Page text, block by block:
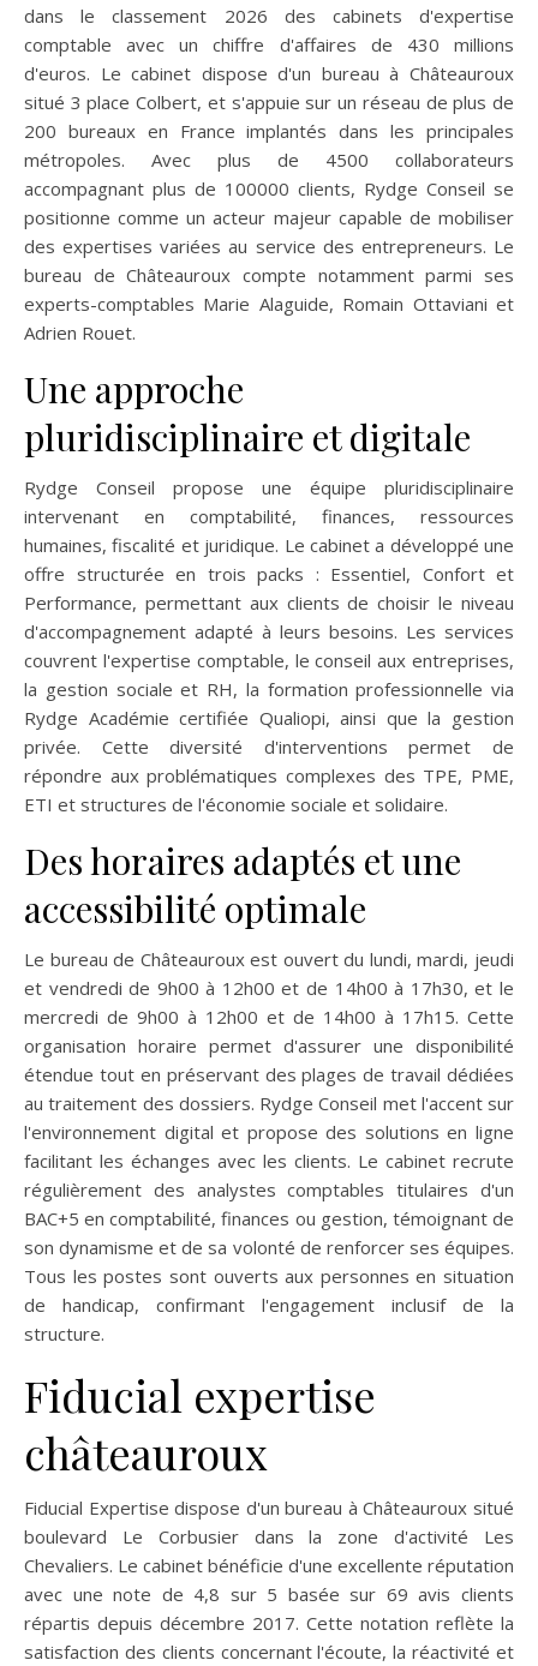
dans le classement 2026 des cabinets d'expertise
comptable avec un chiffre d'affaires de 430 millions
d'euros. Le cabinet dispose d'un bureau à Châteauroux
situé 3 place Colbert, et s'appuie sur un réseau de plus de
200 bureaux en France implantés dans les principales
métropoles. Avec plus de 4500 collaborateurs
accompagnant plus de 100000 clients, Rydge Conseil se
positionne comme un acteur majeur capable de mobiliser
des expertises variées au service des entrepreneurs. Le
bureau de Châteauroux compte notamment parmi ses
experts-comptables Marie Alaguide, Romain Ottaviani et
Adrien Rouet.
Une approche
pluridisciplinaire et digitale
Rydge Conseil propose une équipe pluridisciplinaire
intervenant en comptabilité, finances, ressources
humaines, fiscalité et juridique. Le cabinet a développé une
offre structurée en trois packs : Essentiel, Confort et
Performance, permettant aux clients de choisir le niveau
d'accompagnement adapté à leurs besoins. Les services
couvrent l'expertise comptable, le conseil aux entreprises,
la gestion sociale et RH, la formation professionnelle via
Rydge Académie certifiée Qualiopi, ainsi que la gestion
privée. Cette diversité d'interventions permet de
répondre aux problématiques complexes des TPE, PME,
ETI et structures de l'économie sociale et solidaire.
Des horaires adaptés et une
accessibilité optimale
Le bureau de Châteauroux est ouvert du lundi, mardi, jeudi
et vendredi de 9h00 à 12h00 et de 14h00 à 17h30, et le
mercredi de 9h00 à 12h00 et de 14h00 à 17h15. Cette
organisation horaire permet d'assurer une disponibilité
étendue tout en préservant des plages de travail dédiées
au traitement des dossiers. Rydge Conseil met l'accent sur
l'environnement digital et propose des solutions en ligne
facilitant les échanges avec les clients. Le cabinet recrute
régulièrement des analystes comptables titulaires d'un
BAC+5 en comptabilité, finances ou gestion, témoignant de
son dynamisme et de sa volonté de renforcer ses équipes.
Tous les postes sont ouverts aux personnes en situation
de handicap, confirmant l'engagement inclusif de la
structure.
Fiducial expertise
châteauroux
Fiducial Expertise dispose d'un bureau à Châteauroux situé
boulevard Le Corbusier dans la zone d'activité Les
Chevaliers. Le cabinet bénéficie d'une excellente réputation
avec une note de 4,8 sur 5 basée sur 69 avis clients
répartis depuis décembre 2017. Cette notation reflète la
satisfaction des clients concernant l'écoute, la réactivité et